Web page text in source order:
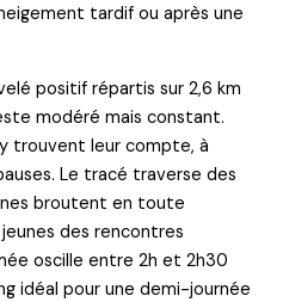
tardif ou après une
positif répartis sur 2,6 km
modéré mais constant.
trouvent leur compte, à
Le tracé traverse des
broutent en toute
des rencontres
oscille entre 2h et 2h30
idéal pour une demi-journée